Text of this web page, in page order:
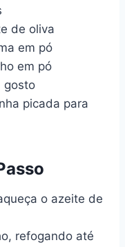
de oliva
em pó
em pó
gosto
picada para
o azeite de
refogando até